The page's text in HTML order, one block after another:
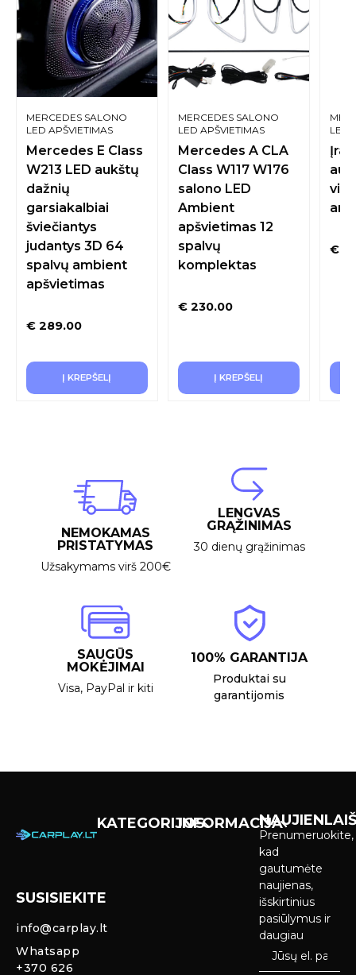
MERCEDES SALONO
LED APŠVIETIMAS
Mercedes E Class
W213 LED aukštų
dažnių
garsiakalbiai
šviečiantys
judantys 3D 64
spalvų ambient
apšvietimas
€ 289.00
Į KREPŠELĮ
MERCEDES SALONO
LED APŠVIETIMAS
Mercedes A CLA
Class W117 W176
salono LED
Ambient
apšvietimas 12
spalvų
komplektas
€230.00
Į KREPŠELĮ
LED
€
NEMOKAMAS
PRISTATYMAS
Užsakymams virš 200€
LENGVAS
GRĄŽINIMAS
30 dienų grąžinimas
SAUGŪS
MOKĖJIMAI
Visa, PayPal ir kiti
100% GARANTIJA
Produktai su
garantijomis
SUSISIEKITE
info@carplay.lt
Whatsapp
+370 626
KATEGORIJOS
galinio vaizdo
INFORMACIJA
Prenumeruokite,
kad
gautumėte
naujienas,
išskirtinius
pasiūlymus ir
daugiau